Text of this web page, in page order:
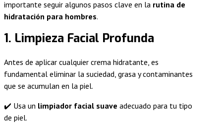
importante seguir algunos pasos clave en la rutina de
hidratación para hombres.
1. Limpieza Facial Profunda
Antes de aplicar cualquier crema hidratante, es
fundamental eliminar la suciedad, grasa y contaminantes
que se acumulan en la piel.
✔️ Usa un limpiador facial suave adecuado para tu tipo
de piel.